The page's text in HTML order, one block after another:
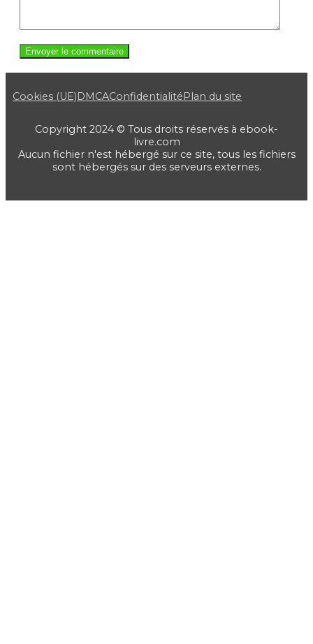
Cookies (UE)DMCAConfidentialitéPlan du site
Copyright 2024 © Tous droits réservés à ebook-
livre.com
Aucun fichier n'est hébergé sur ce site, tous les fichiers
sont hébergés sur des serveurs externes.